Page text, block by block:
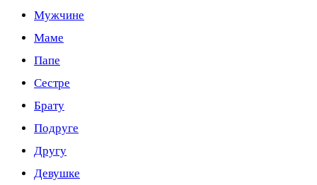
Мужчине
Маме
Папе
Сестре
Брату
Подруге
Другу
Девушке